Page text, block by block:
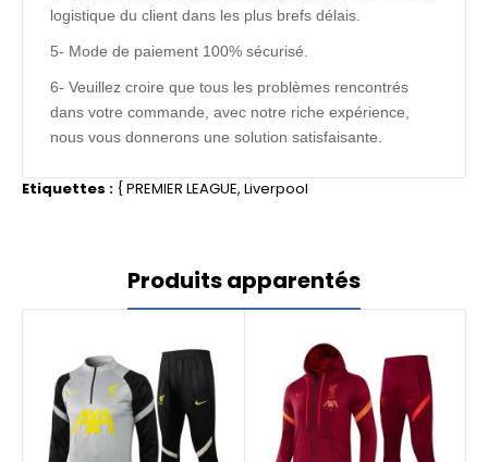
logistique du client dans les plus brefs délais.
5- Mode de paiement 100% sécurisé.
6- Veuillez croire que tous les problèmes rencontrés
dans votre commande, avec notre riche expérience,
nous vous donnerons une solution satisfaisante.
Etiquettes : {PREMIER LEAGUE, Liverpool
Produits apparentés